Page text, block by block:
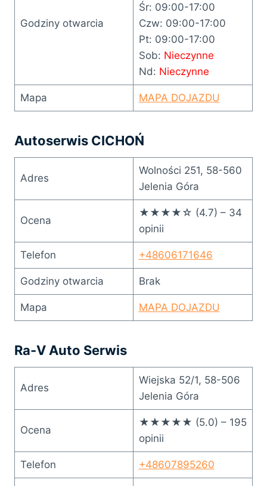
Godziny otwarcia
Śr: 09:00-17:00
Czw: 09:00-17:00
Pt: 09:00-17:00
Sob: Nieczynne
Nd: Nieczynne
Mapa MAPA DOJAZDU
Autoserwis CICHOŃ
Adres
Wolności 251, 58-560
Jelenia Góra
Ocena
★★★★☆ (4.7) – 34
opinii
Telefon +48606171646
Godziny otwarcia Brak
Mapa MAPA DOJAZDU
Ra-V Auto Serwis
Adres
Wiejska 52/1, 58-506
Jelenia Góra
Ocena
★★★★★ (5.0) – 195
opinii
Telefon +48607895260